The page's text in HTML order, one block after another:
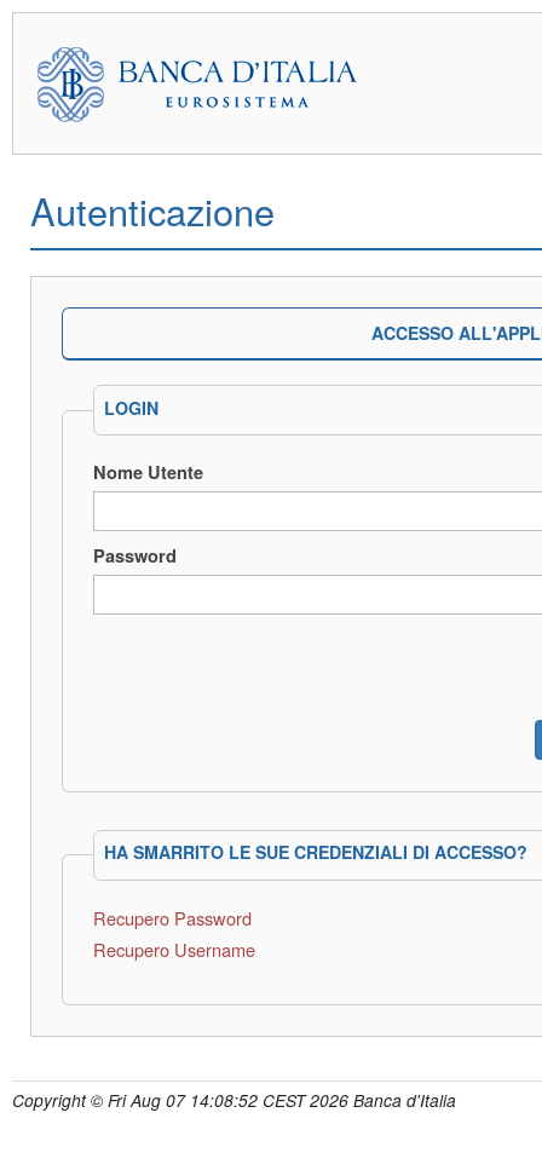
Autenticazione
ACCESSO
LOGIN
Nome Utente
Password
HA SMARRITO LE SUE CREDENZIALI DI ACCESSO?
Recupero Password
Recupero Username
Copyright © Fri Aug 07 14:08:52 CEST 2026 Banca d'Italia